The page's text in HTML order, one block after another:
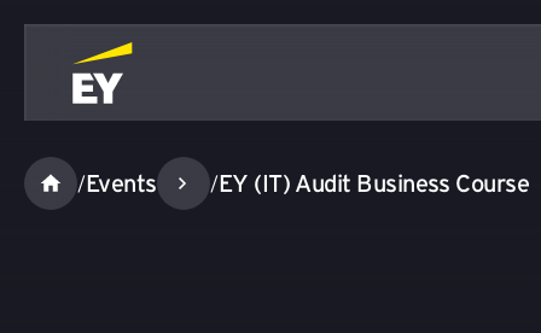
/Events /EY (IT) Audit Business Course